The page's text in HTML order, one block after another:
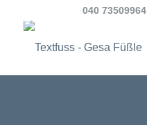
040 73509964